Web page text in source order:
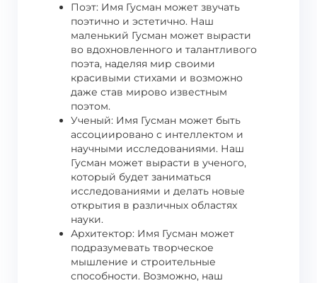
Поэт: Имя Гусман может звучать
поэтично и эстетично. Наш
маленький Гусман может вырасти
во вдохновленного и талантливого
поэта, наделяя мир своими
красивыми стихами и возможно
даже став мирово известным
поэтом.
Ученый: Имя Гусман может быть
ассоциировано с интеллектом и
научными исследованиями. Наш
Гусман может вырасти в ученого,
который будет заниматься
исследованиями и делать новые
открытия в различных областях
науки.
Архитектор: Имя Гусман может
подразумевать творческое
мышление и строительные
способности. Возможно, наш